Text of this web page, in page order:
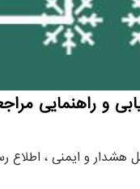
و راهنمایی
و ایمنی ، اطلاع